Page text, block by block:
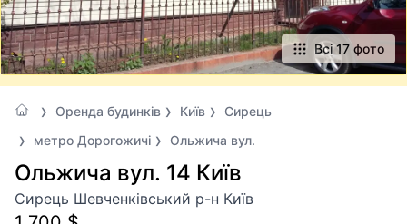
Всі 17 фото
Оренда будинків Київ
Сирець
метро Дорогожичі
Ольжича вул.
Ольжича вул. 14 Київ
Сирець Шевченківський р-н Київ